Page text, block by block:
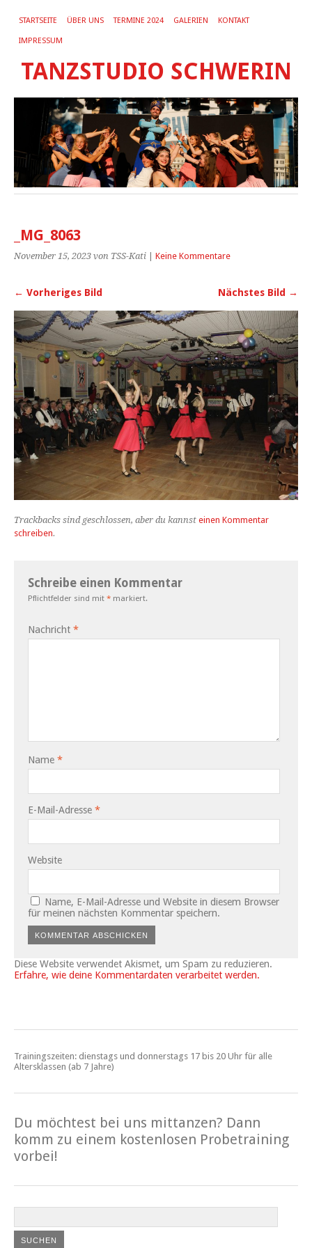
STARTSEITE ÜBER UNS TERMINE 2024 GALERIEN KONTAKT
IMPRESSUM
TANZSTUDIO SCHWERIN
_MG_8063
November 15, 2023 von TSS-Kati Keine Kommentare
← Vorheriges Bild Nächstes Bild →
Trackbacks sind geschlossen, aber du kannst einen Kommentar
schreiben.
Schreibe einen Kommentar
Pflichtfelder sind mit * markiert.
Nachricht *
Name *
E-Mail-Adresse *
Website
Name, E-Mail-Adresse und Website in diesem Browser
für meinen nächsten Kommentar speichern.
Diese Website verwendet Akismet, um Spam zu reduzieren.
Erfahre, wie deine Kommentardaten verarbeitet werden.
Trainingszeiten: dienstags und donnerstags 17 bis 20 Uhr für alle
Altersklassen (ab 7 Jahre)
Du möchtest bei uns mittanzen? Dann
komm zu einem kostenlosen Probetraining
vorbei!